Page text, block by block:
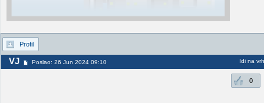
Profil
VJ Poslao: 26 Jun 2024 09:10 Idi na vrh
0